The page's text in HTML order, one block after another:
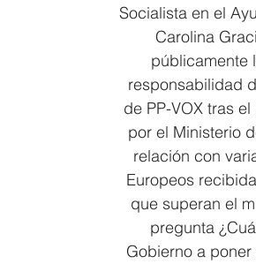
Socialista en el
Carolina
públicamente
responsabilidad
de PP-VOX tras
por el Ministerio
relación con
Europeos
que superan el
pregunta
Gobierno a